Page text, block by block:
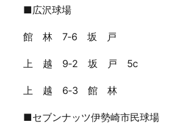
■広沢球場
館 林 7‐6 坂 戸
上 越 9‐2 坂 戸 5ⅽ
上 越 6‐3 館 林
■セブンナッツ伊勢崎市民球場